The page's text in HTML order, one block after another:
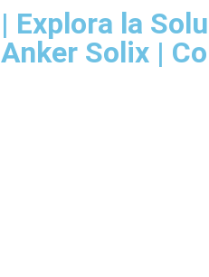
| Explora la
Anker Solix |